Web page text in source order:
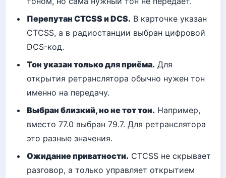
Перепутан CTCSS и DCS. В карточке указан
CTCSS, а в радиостанции выбран цифровой
DCS-код.
Тон указан только для приёма. Для
открытия ретранслятора обычно нужен тон
именно на передачу.
Выбран близкий, но не тот тон. Например,
вместо 77.0 выбран 79.7. Для ретранслятора
это разные значения.
Ожидание приватности. CTCSS не скрывает
разговор, а только управляет открытием